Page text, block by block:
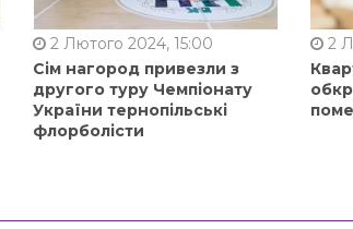
2 Лютого 2024, 15:00
Сім нагород привезли з
другого туру Чемпіонату
України тернопільські
флорболісти
2